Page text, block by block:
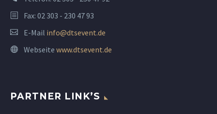
Fax: 02 303 - 230 47 93
E-Mail info@dtsevent.de
Webseite www.dtsevent.de
PARTNER LINK’S